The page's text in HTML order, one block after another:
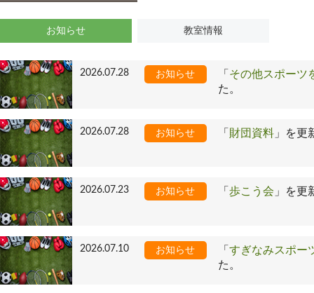
お知らせ 教室情報
2026.07.28 お知らせ 「 その他スポーツ
た。
2026.07.28 お知らせ 「 財団資料 」を更
2026.07.23 お知らせ 「歩こう会 」を更
2026.07.10 お知らせ 「すぎなみスポー
た。